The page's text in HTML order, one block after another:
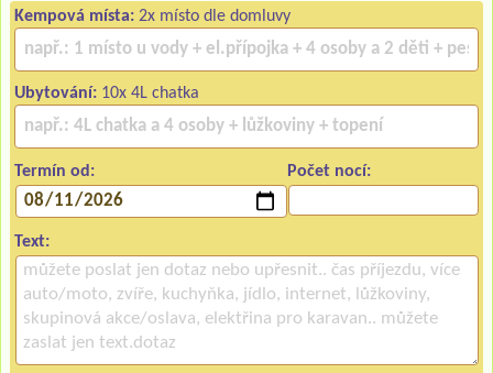
Kempová místa: 2x místo dle domluvy
Ubytování: 10x 4L chatka
Termín od: Počet nocí:
Text: